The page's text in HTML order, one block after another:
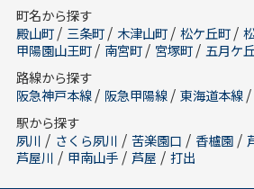
町名から探す
殿山町/ 三条町/ 木津山町/ 松ケ丘町/
甲陽園山王町/ 南宮町/ 宮塚町/ 五月ケ丘
路線から探す
阪急神戸本線/ 阪急甲陽線/ 東海道本線/
駅から探す
夙川 / さくら夙川 / 苦楽園口 / 香櫨園 /
芦屋川 / 甲南山手 / 芦屋 / 打出